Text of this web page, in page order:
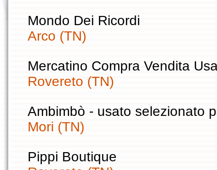
Mondo Dei Ricordi
Arco (TN)
Mercatino Compra Vendita
Rovereto (TN)
Ambimbò - usato selezionato
Mori (TN)
Pippi Boutique